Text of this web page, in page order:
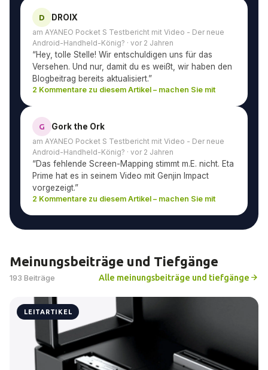
D DROIX
am AYANEO Pocket S Testbericht mit Video - Der neue
Android-Handheld-König? · vor 2 Jahren
“Hey, tolle Stelle! Wir entschuldigen uns für das
Versehen. Und nur, damit du es weißt, wir haben den
Blogbeitrag bereits aktualisiert.”
2 Kommentare zu diesem Artikel – machen Sie mit
G Gork the Ork
am AYANEO Pocket S Testbericht mit Video - Der neue
Android-Handheld-König? · vor 2 Jahren
“Das fehlende Screen-Mapping stimmt m.E. nicht. Eta
Prime hat es in seinem Video mit Genjin Impact
vorgezeigt.”
2 Kommentare zu diesem Artikel – machen Sie mit
Meinungsbeiträge und Tiefgänge
193 Beiträge Alle meinungsbeiträge und tiefgänge
LEITARTIKEL